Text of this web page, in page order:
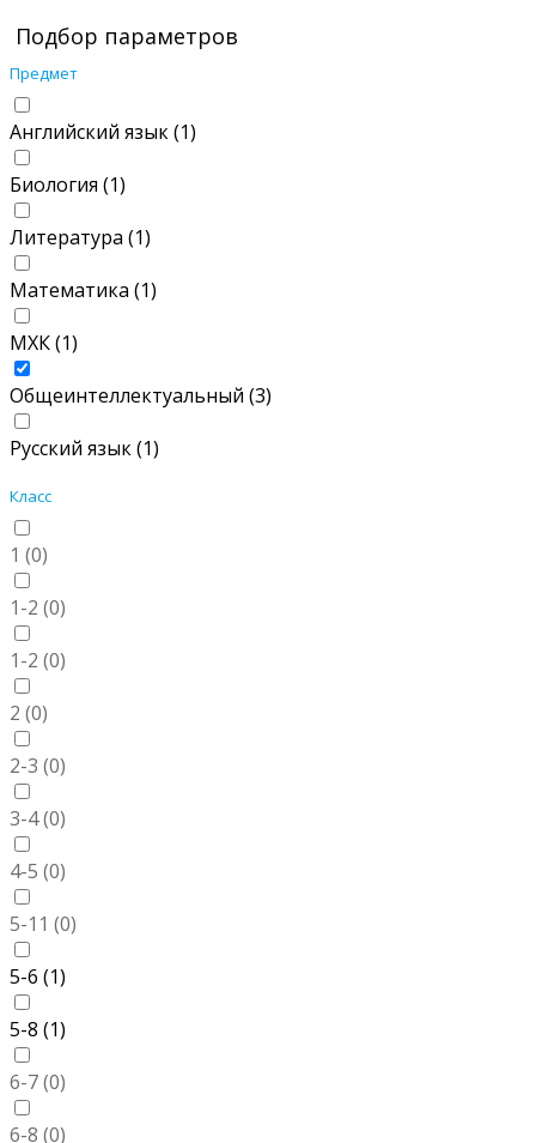
Подбор параметров
Предмет
Английский язык (1)
Биология (1)
Литература (1)
Математика (1)
МХК (1)
Общеинтеллектуальный (3)
Русский язык (1)
Класс
1 (0)
1-2 (0)
1-2 (0)
2 (0)
2-3 (0)
3-4 (0)
4-5 (0)
5-11 (0)
5-6 (1)
5-8 (1)
6-7 (0)
6-8 (0)